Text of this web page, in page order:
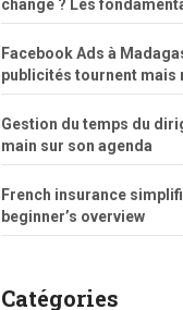
changé ? Les
Facebook Ads à
publicités tournent mais
Gestion du temps du
main sur son agenda
French insurance
beginner’s overview
Catégories